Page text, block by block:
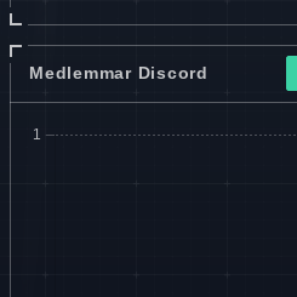
Medlemmar Discord